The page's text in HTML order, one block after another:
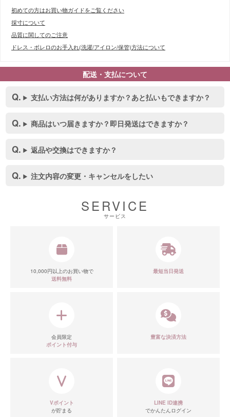
初めての方はお買い物ガイドをご覧ください
採寸について
品質に関してのご注意
ドレス・ボレロのお手入れ(洗濯/アイロン/保管)方法について
配送・支払について
支払い方法は何がありますか？あと払いもできますか？
商品はいつ届きますか？即日発送はできますか？
返品や交換はできますか？
注文内容の変更・キャンセルをしたい
SERVICE
サービス
10,000円以上のお買い物で
送料無料
最短当日発送
会員限定
ポイント付与
豊富な決済方法
Vポイント
が貯まる
LINE ID連携
でかんたんログイン